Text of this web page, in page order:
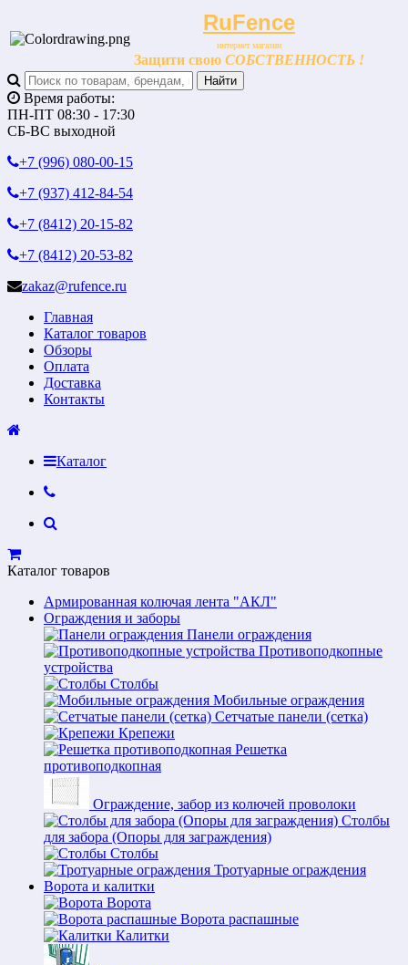
RuFence
интернет магазин
Защити свою СОБСТВЕННОСТЬ !
Время работы:
ПН-ПТ 08:30 - 17:30
СБ-ВС выходной
+7 (996) 080-00-15
+7 (937) 412-84-54
+7 (8412) 20-15-82
+7 (8412) 20-53-82
zakaz@rufence.ru
Главная
Каталог товаров
Обзоры
Оплата
Доставка
Контакты
Каталог
Каталог товаров
Армированная колючая лента "АКЛ"
Ограждения и заборы
Панели ограждения
Противоподкопные
устройства
Столбы
Мобильные ограждения
Сетчатые панели (сетка)
Крепежи
Решетка
противоподкопная
Ограждение, забор из колючей проволоки
Столбы
для забора (Опоры для заграждения)
Столбы
Тротуарные ограждения
Ворота и калитки
Ворота
Ворота распашные
Калитки